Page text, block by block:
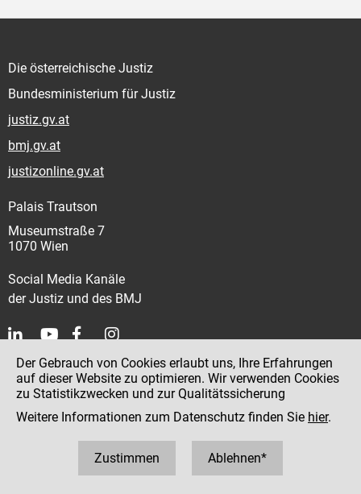
Die österreichische Justiz
Bundesministerium für Justiz
justiz.gv.at
bmj.gv.at
justizonline.gv.at
Palais Trautson
Museumstraße 7
1070 Wien
Social Media Kanäle
der Justiz und des BMJ
Kontakt
Impressum
Datenschutz
Hinweisgeber:innenplattform (für Mitarbeiter:innen)
Der Gebrauch von Cookies erlaubt uns, Ihre Erfahrungen
auf dieser Website zu optimieren. Wir verwenden Cookies
zu Statistikzwecken und zur Qualitätssicherung
Weitere Informationen zum Datenschutz finden Sie hier.
Zustimmen Ablehnen*